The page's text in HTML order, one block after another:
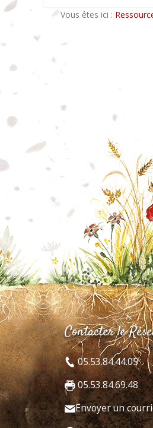
Vous êtes ici :
Contacter le
05.53.84.44.05
05.53.84.69.48
Envoyer un